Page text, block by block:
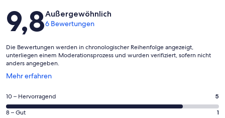
Bewertungen
9,8Außergewöhnlich
6 Bewertungen
Die Bewertungen werden in chronologischer Reihenfolge angezeigt,
unterliegen einem Moderationsprozess und wurden verifiziert, sofern nicht
anders angegeben.
Mehr erfahren
Wird
einem
neuen
Fenster
5
von
10 – Hervorragend 5
18 – Gut 1